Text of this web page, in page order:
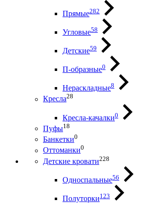
Прямые282
Угловые58
Детские59
П-образные0
Нераскладные8
Кресла28
Кресла-качалки0
Пуфы18
Банкетки0
Оттоманки0
Детские кровати228
Односпальные56
Полуторки123